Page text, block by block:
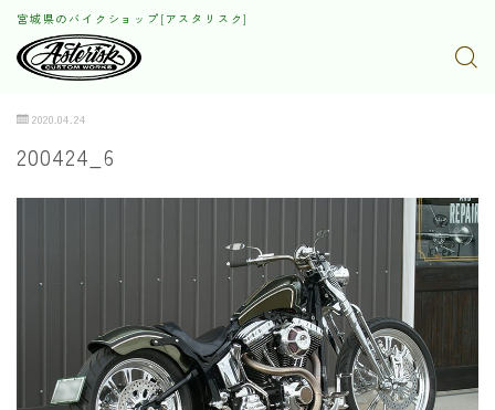
宮城県のバイクショップ[アスタリスク]
2020.04.24
200424_6